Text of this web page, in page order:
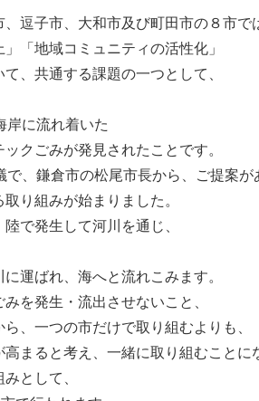
逗子市、大和市及び町田市の８市で
「地域コミュニティの活性化」
、共通する課題の一つとして、
岸に流れ着いた
クごみが発見されたことです。
、鎌倉市の松尾市長から、ご提案が
り組みが始まりました。
で発生して河川を通じ、
運ばれ、海へと流れこみます。
を発生・流出させないこと、
、一つの市だけで取り組むよりも、
まると考え、一緒に取り組むことに
として、